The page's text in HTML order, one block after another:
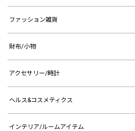
ファッション雑貨
財布/小物
アクセサリー/時計
ヘルス&コスメティクス
インテリア/ルームアイテム